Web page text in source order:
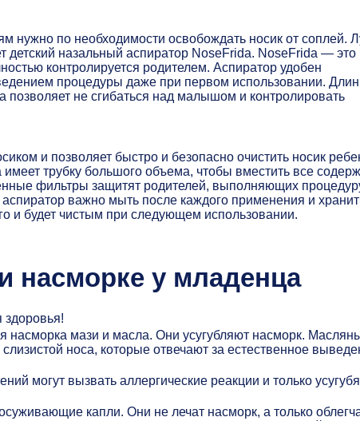
нужно по необходимости освобождать носик от соплей.
назальный аспиратор NoseFrida. NoseFrida — это
контролируется родителем. Аспиратор удобен
процедуры даже при первом использовании.
позволяет не сгибаться над малышом и контролировать
и позволяет быстро и безопасно очистить носик
трубку большого объема, чтобы вместить все
фильтры защитят родителей, выполняющих
важно мыть после каждого применения и
и будет чистым при следующем использовании.
насморке у младенца
здоровья!
насморка мази и масла. Они усугубляют насморк.
носа, которые отвечают за естественное
могут вызвать аллергические реакции и только
капли. Они не лечат насморк, а только